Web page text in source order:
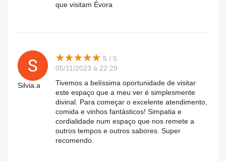
que visitam Évora
Silvia.a
★★★★★
★★★★★ 5 / 5
05/11/2023 à 22:29
Tivemos a belíssima oportunidade de visitar
este espaço que a meu ver é simplesmente
divinal. Para começar o excelente atendimento,
comida e vinhos fantásticos! Simpatia e
cordialidade num espaço que nos remete a
outros tempos e outros sabores. Super
recomendo.